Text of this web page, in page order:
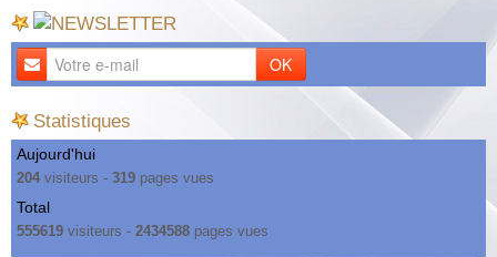
OK
Statistiques
Aujourd'hui
204 visiteurs - 319 pages vues
Total
555619 visiteurs - 2434588 pages vues